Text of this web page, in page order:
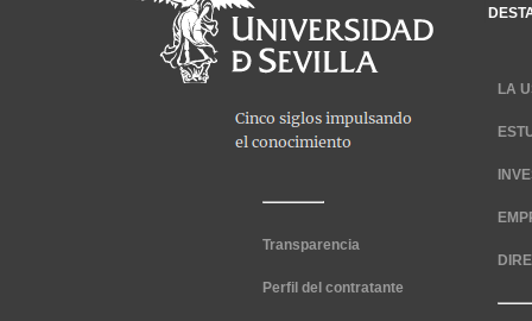
Transparencia
Perfil del contratante
LA